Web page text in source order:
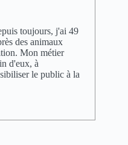
toujours, j'ai 49
des animaux
Mon métier
d'eux, à
le public à la